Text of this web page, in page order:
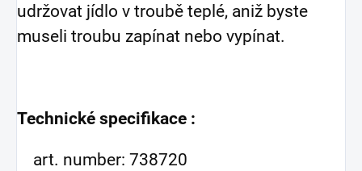
udržovat jídlo v troubě teplé, aniž byste
museli troubu zapínat nebo vypínat.
Technické specifikace :
art. number: 738720